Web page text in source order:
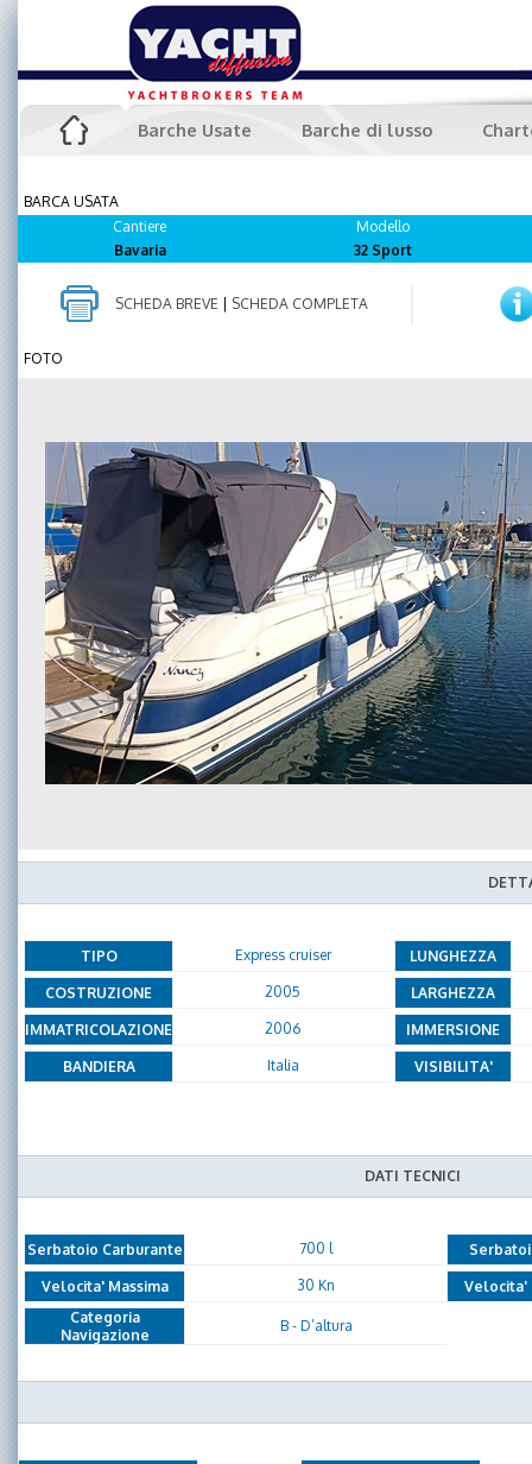
Barche Usate Barche di lusso
BARCA USATA
Cantiere
Modello
Bavaria
32 Sport
SCHEDA BREVE SCHEDA COMPLETA
FOTO
TIPO Express cruiser LUNGHEZZA
COSTRUZIONE 2005 LARGHEZZA
IMMATRICOLAZIONE 2006 IMMERSIONE
BANDIERA Italia VISIBILITA'
DATI TECNICI
Serbatoio Carburante 700 l
Velocita' Massima 30 Kn
Velocita'
Categoria
Navigazione
B - D’altura